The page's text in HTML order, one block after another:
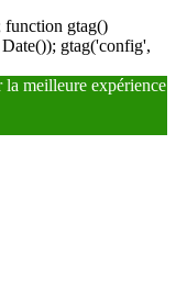
gtag()
gtag('config',
la meilleure expérience